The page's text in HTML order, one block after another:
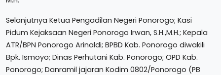
Selanjutnya Ketua Pengadilan Negeri Ponorogo; Kasi
Pidum Kejaksaan Negeri Ponorogo Irwan, S.H.,M.H.; Kepala
ATR/BPN Ponorogo Arinaldi; BPBD Kab. Ponorogo diwakili
Bpk. Ismoyo; Dinas Perhutani Kab. Ponorogo; OPD Kab.
Ponorogo; Danramil jajaran Kodim 0802/Ponorogo (PB